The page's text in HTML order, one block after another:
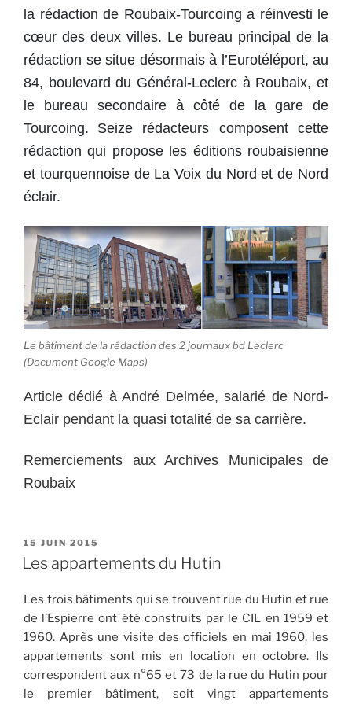
la rédaction de Roubaix-Tourcoing a réinvesti le
cœur des deux villes. Le bureau principal de la
rédaction se situe désormais à l’Eurotéléport, au
84, boulevard du Général-Leclerc à Roubaix, et
le bureau secondaire à côté de la gare de
Tourcoing.
Seize rédacteurs composent cette
rédaction qui propose les éditions roubaisienne
et tourquennoise de La Voix du Nord et de Nord
éclair.
Le bâtiment de la rédaction des 2 journaux bd Leclerc
(Document Google Maps)
Article dédié à André Delmée, salarié de Nord-
Eclair pendant la quasi totalité de sa carrière.
Remerciements aux Archives Municipales de
Roubaix
PUBLIÉ
LE
15 JUIN 2015
Les appartements du Hutin
Les trois bâtiments qui se trouvent rue du Hutin et rue
de l’Espierre ont été construits par le CIL en 1959 et
1960. Après une visite des officiels en mai 1960, les
appartements sont mis en location en octobre. Ils
correspondent aux n°65 et 73 de la rue du Hutin pour
le premier bâtiment, soit vingt appartements